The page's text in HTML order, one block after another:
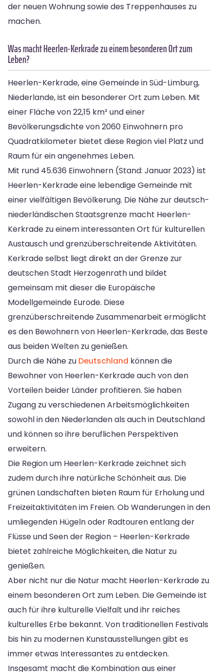
der neuen Wohnung sowie des Treppenhauses zu
machen.
Was macht Heerlen-Kerkrade zu einem besonderen Ort zum
Leben?
Heerlen-Kerkrade, eine Gemeinde in Süd-Limburg,
Niederlande, ist ein besonderer Ort zum Leben. Mit
einer Fläche von 22,15 km² und einer
Bevölkerungsdichte von 2060 Einwohnern pro
Quadratkilometer bietet diese Region viel Platz und
Raum für ein angenehmes Leben.
Mit rund 45.636 Einwohnern (Stand: Januar 2023) ist
Heerlen-Kerkrade eine lebendige Gemeinde mit
einer vielfältigen Bevölkerung. Die Nähe zur deutsch-
niederländischen Staatsgrenze macht Heerlen-
Kerkrade zu einem interessanten Ort für kulturellen
Austausch und grenzüberschreitende Aktivitäten.
Kerkrade selbst liegt direkt an der Grenze zur
deutschen Stadt Herzogenrath und bildet
gemeinsam mit dieser die Europäische
Modellgemeinde Eurode. Diese
grenzüberschreitende Zusammenarbeit ermöglicht
es den Bewohnern von Heerlen-Kerkrade, das Beste
aus beiden Welten zu genießen.
Durch die Nähe zu Deutschland können die
Bewohner von Heerlen-Kerkrade auch von den
Vorteilen beider Länder profitieren. Sie haben
Zugang zu verschiedenen Arbeitsmöglichkeiten
sowohl in den Niederlanden als auch in Deutschland
und können so ihre beruflichen Perspektiven
erweitern.
Die Region um Heerlen-Kerkrade zeichnet sich
zudem durch ihre natürliche Schönheit aus. Die
grünen Landschaften bieten Raum für Erholung und
Freizeitaktivitäten im Freien. Ob Wanderungen in den
umliegenden Hügeln oder Radtouren entlang der
Flüsse und Seen der Region – Heerlen-Kerkrade
bietet zahlreiche Möglichkeiten, die Natur zu
genießen.
Aber nicht nur die Natur macht Heerlen-Kerkrade zu
einem besonderen Ort zum Leben. Die Gemeinde ist
auch für ihre kulturelle Vielfalt und ihr reiches
kulturelles Erbe bekannt. Von traditionellen Festivals
bis hin zu modernen Kunstausstellungen gibt es
immer etwas Interessantes zu entdecken.
Insgesamt macht die Kombination aus einer